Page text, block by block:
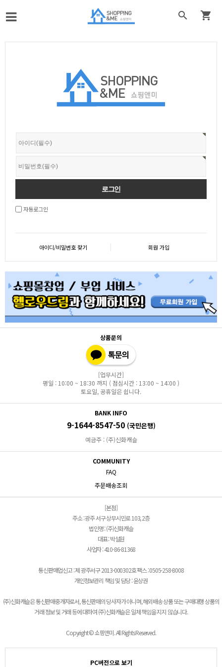
 
자동로그인
아이디/비밀번호 찾기 회원 가입
상품문의
[업무시간]
평일 : 10:00 ~ 18:30 까지 ( 점심시간 : 13:00 ~ 14:00 )
토요일, 공휴일은 쉽니다.
BANK INFO
9-1644-8547-50 (국민은행)
예금주 : (주)신화캐슬
COMMUNITY
FAQ
주문배송조회
[본점]
주소 : 광주 서구 상무시민로 103, 2층
법인명 : (주)신화캐슬
대표 : 박설원
사업자 : 410-86-81368
통신판매업신고 : 제 광주서구 2013-000302호 팩스 : 0505-258-8008
개인정보관리 책임 및 담당 : 윤상권
(주)신화캐슬은 통신판매중개자로서, 통신판매의 당사자가 아니며, 해외배송 상품 또는 구매대행 상품의
거래 정보 및 거래 등에 대하여 (주)신화캐슬은 일체 책임을 지지 않습니다.
Copyright © 쇼핑앤미. All Rights Reserved.
PC버전으로 보기